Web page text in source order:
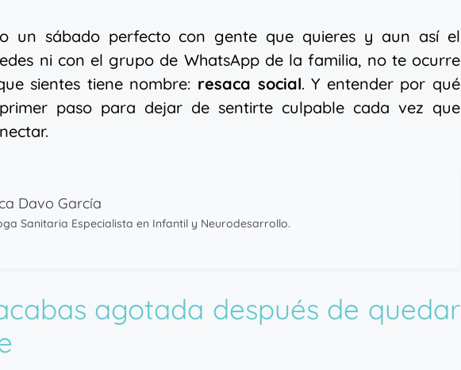
un sábado perfecto con gente que quieres y aun así el
ni con el grupo de WhatsApp de la familia, no te ocurre
sientes tiene nombre: resaca social. Y entender por qué
paso para dejar de sentirte culpable cada vez que
Davo García
Sanitaria Especialista en Infantil y Neurodesarrollo.
agotada después de quedar